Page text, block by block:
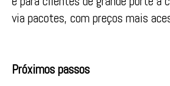
via pacotes, com preços mais
Próximos passos